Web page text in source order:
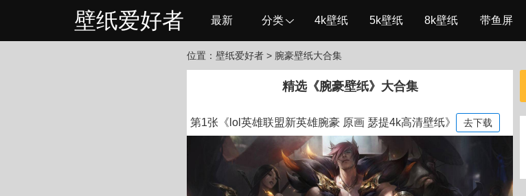
壁纸爱好者 最新 分类 4k壁纸 5k壁纸 8k壁纸 带鱼屏
位置： 壁纸爱好者 > 腕豪壁纸大合集
精选《腕豪壁纸》大合集
第1张《lol英雄联盟新英雄腕豪 原画 瑟提4k高清壁纸》 去下载